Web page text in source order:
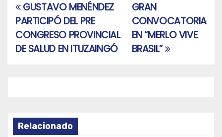
Navegación
de
entradas
GRAN
CONVOCATORIA
EN “MERLO VIVE
BRASIL”
GUSTAVO MENÉNDEZ
PARTICIPÓ DEL PRE
CONGRESO PROVINCIAL
DE SALUD EN ITUZAINGÓ
Relacionado